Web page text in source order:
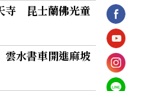
寺 昆士蘭佛光童
水書車開進麻坡